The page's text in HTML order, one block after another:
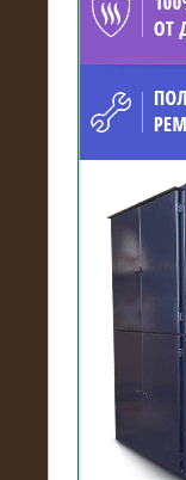
15.04.2017
21.03.2017